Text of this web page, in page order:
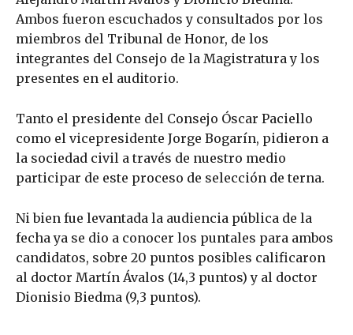
Ambos fueron escuchados y consultados por los
miembros del Tribunal de Honor, de los
integrantes del Consejo de la Magistratura y los
presentes en el auditorio.
Tanto el presidente del Consejo Óscar Paciello
como el vicepresidente Jorge Bogarín, pidieron a
la sociedad civil a través de nuestro medio
participar de este proceso de selección de terna.
Ni bien fue levantada la audiencia pública de la
fecha ya se dio a conocer los puntales para ambos
candidatos, sobre 20 puntos posibles calificaron
al doctor Martín Ávalos (14,3 puntos) y al doctor
Dionisio Biedma (9,3 puntos).